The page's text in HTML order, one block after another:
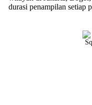
durasi penampilan setiap